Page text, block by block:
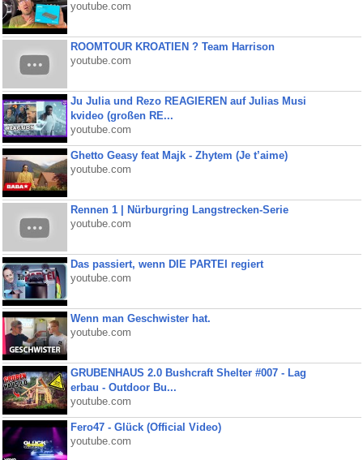
youtube.com
ROOMTOUR KROATIEN ? Team Harrison
youtube.com
Ju Julia und Rezo REAGIEREN auf Julias Musi
kvideo (großen RE...
youtube.com
Ghetto Geasy feat Majk - Zhytem (Je t’aime)
youtube.com
Rennen 1 | Nürburgring Langstrecken-Serie
youtube.com
Das passiert, wenn DIE PARTEI regiert
youtube.com
Wenn man Geschwister hat.
youtube.com
GRUBENHAUS 2.0 Bushcraft Shelter #007 - Lag
erbau - Outdoor Bu...
youtube.com
Fero47 - Glück (Official Video)
youtube.com